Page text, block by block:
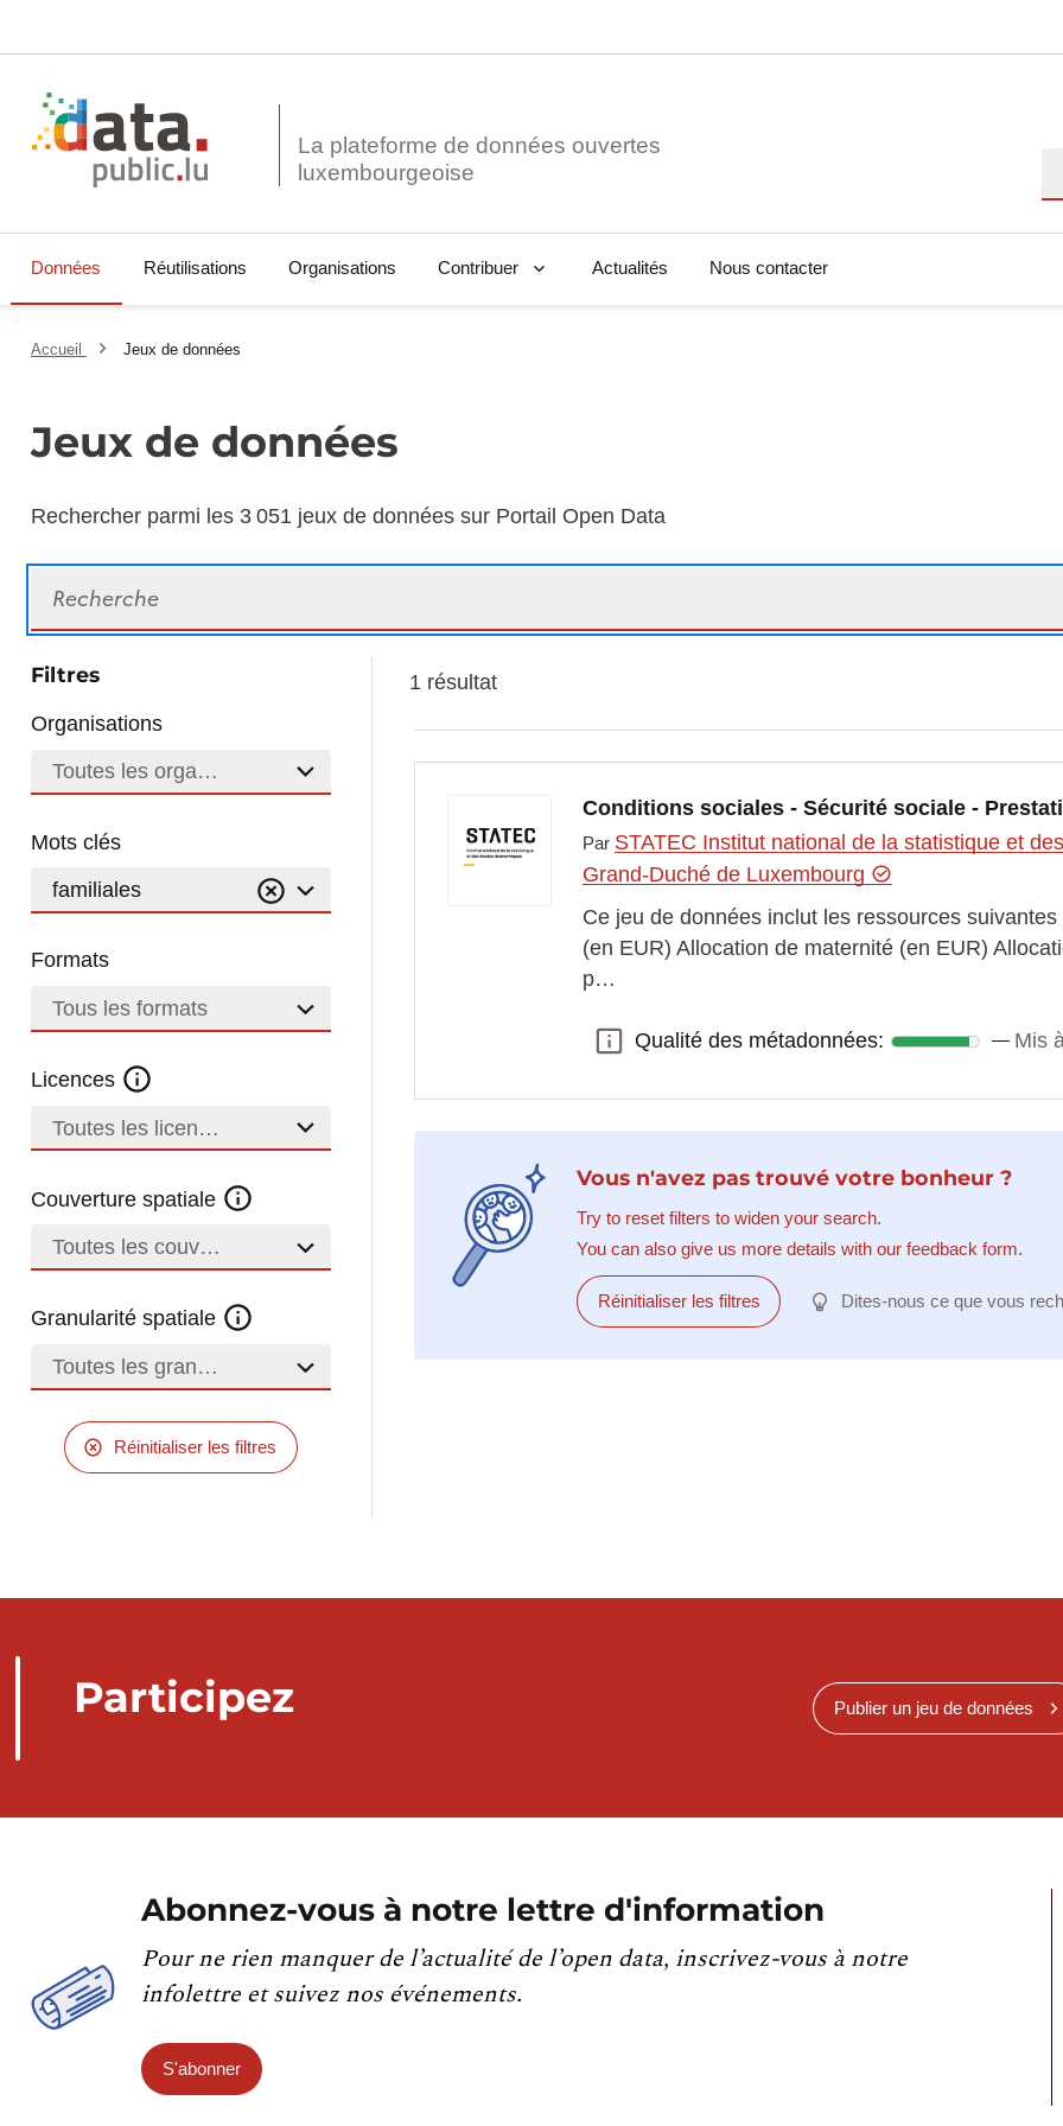
La plateforme de données ouvertes
Données Réutilisations Organisations Contribuer Actualités Nous contacter
Accueil Jeux de données
Jeux de données
Rechercher parmi les 3 051 jeux de données sur Portail Open Data
Filtres
Organisations
Toutes les organisations
Mots clés
familiales
Formats
Tous les formats
Licences
Toutes les licences
Couverture spatiale
Toutes les couvertures
Granularité spatiale
Toutes les granularités
Réinitialiser les filtres
1 résultat
Conditions sociales - Sécurité sociale -
Par STATEC Institut national de la statistique et
Grand-Duché de Luxembourg
Ce jeu de données inclut les ressources
(en EUR) Allocation de maternité (en EUR)
p…
Qualité des métadonnées:
Qualité des métadonnées: Mis
Vous n'avez pas trouvé votre bonheur ?
Try to reset filters to widen your search.
You can also give us more details with our feedback form.
Réinitialiser les filtres Dites-nous ce que vous
Participez Publier un jeu de données
Abonnez-vous à notre lettre d'information
Pour ne rien manquer de l’actualité de l’open data, inscrivez-vous à notre
infolettre et suivez nos événements.
S'abonner